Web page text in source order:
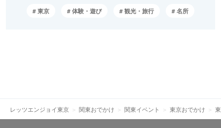
東京 体験・遊び 観光・旅行 名所
レッツエンジョイ東京 関東おでかけ 関東イベント 東京おでかけ